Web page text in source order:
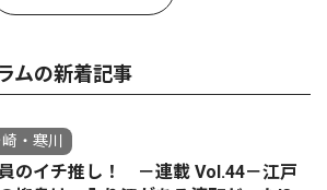
ムの新着記事
・寒川
のイチ推し！ －連載 Vol.44－江戸